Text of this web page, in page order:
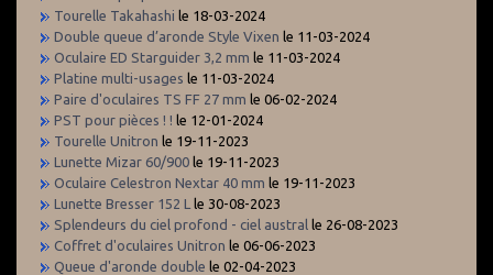
Tourelle Takahashi le 18-03-2024
Double queue d’aronde Style Vixen le 11-03-2024
Oculaire ED Starguider 3,2 mm le 11-03-2024
Platine multi-usages le 11-03-2024
Paire d'oculaires TS FF 27 mm le 06-02-2024
PST pour pièces ! ! le 12-01-2024
Tourelle Unitron le 19-11-2023
Lunette Mizar 60/900 le 19-11-2023
Oculaire Celestron Nextar 40 mm le 19-11-2023
Lunette Bresser 152 L le 30-08-2023
Splendeurs du ciel profond - ciel austral le 26-08-2023
Coffret d'oculaires Unitron le 06-06-2023
Queue d'aronde double le 02-04-2023